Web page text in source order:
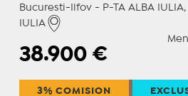
Bucuresti-Ilfov - P-TA ALBA IULIA,
IULIA
38.900€
3% COMISION